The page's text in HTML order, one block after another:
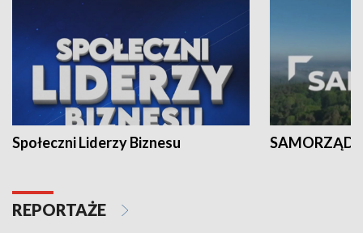
Społeczni Liderzy Biznesu SAMORZĄD
REPORTAŻE